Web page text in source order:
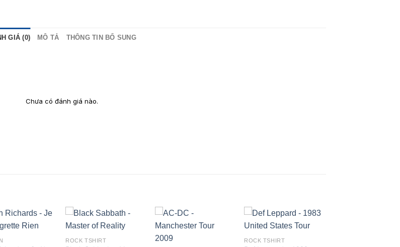
GIÁ (0) MÔ TẢ THÔNG TIN BỔ SUNG
Chưa có đánh giá nào.
ROCK TSHIRT ROCK TSHIRT